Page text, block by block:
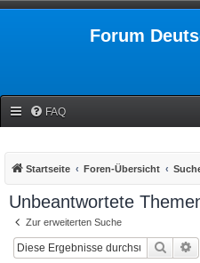
Forum
FAQ
Startseite Foren-Übersicht
Unbeantwortete
Zur erweiterten Suche
Suche